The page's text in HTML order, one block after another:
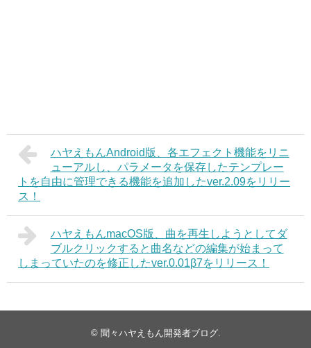
ハヤえもんAndroid版、各エフェクト機能をリニ
ューアルし、パラメータを保存したテンプレー
トを自由に管理できる機能を追加したver.2.09をリリー
ス！
ハヤえもんmacOS版、曲を再生しようとしてダ
ブルクリックすると曲名などの編集が始まって
しまっていたのを修正したver.0.01β7をリリース！
© 聞々ハヤえもん開発者ブログ.